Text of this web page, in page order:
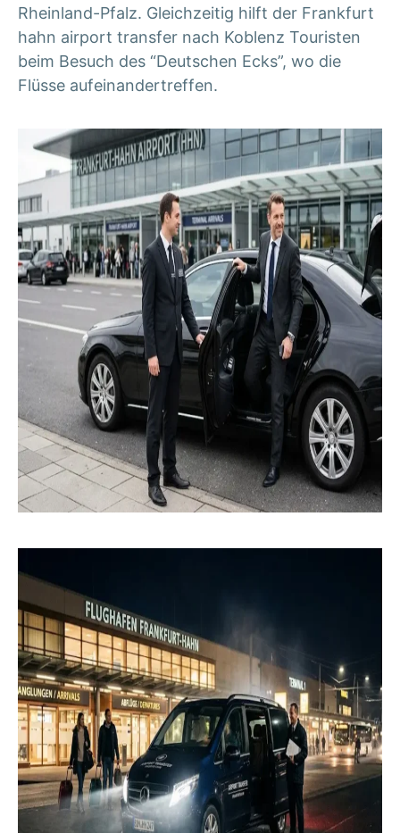
Rheinland-Pfalz. Gleichzeitig hilft der Frankfurt
hahn airport transfer nach Koblenz Touristen
beim Besuch des “Deutschen Ecks”, wo die
Flüsse aufeinandertreffen.